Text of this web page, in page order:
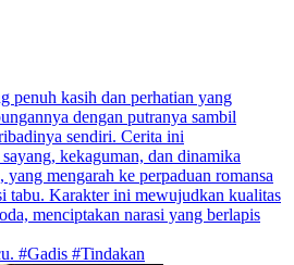
penuh kasih dan perhatian yang
dengan putranya sambil
sendiri. Cerita ini
kekaguman, dan dinamika
mengarah ke perpaduan romansa
tabu. Karakter ini mewujudkan kualitas
menciptakan narasi yang berlapis
#Gadis #Tindakan